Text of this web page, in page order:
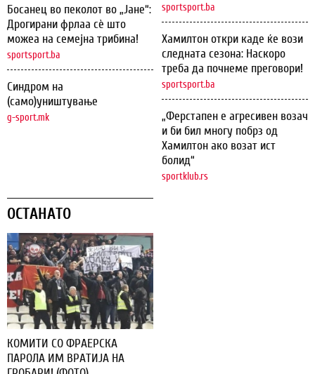
Босанец во пеколот во „Јане“:
Дрогирани фрлаа сѐ што
можеа на семејна трибина!
sportsport.ba
Синдром на
(само)уништување
g-sport.mk
sportsport.ba
Хамилтон откри каде ќе вози
следната сезона: Наскоро
треба да почнеме преговори!
sportsport.ba
„Ферстапен е агресивен возач
и би бил многу побрз од
Хамилтон ако возат ист
болид“
sportklub.rs
ОСТАНАТО
КОМИТИ СО ФРАЕРСКА
ПАРОЛА ИМ ВРАТИЈА НА